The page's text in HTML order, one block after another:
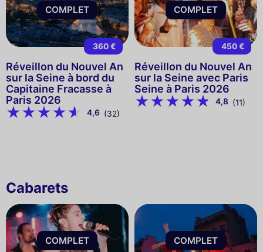
COMPLET
360 €
Réveillon du Nouvel An
sur la Seine à bord du
Capitaine Fracasse à
Paris 2026
4,6 (32)
COMPLET
450 €
Réveillon du Nouvel An
sur la Seine avec Paris
Seine à Paris 2026
4,8 (11)
Cabarets
COMPLET COMPLET